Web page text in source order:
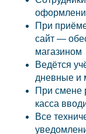
При
сайт —
магазином
Ведётся
дневные и
При смене
касса
Все